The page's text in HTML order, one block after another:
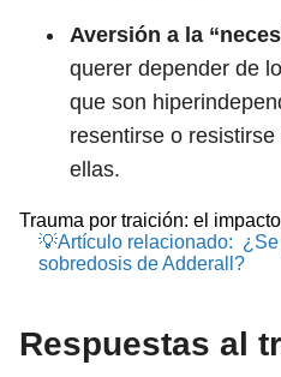
Aversión a la
querer depender de
que son
resentirse o
ellas.
Trauma por traición: el
💡Artículo relacionado:
sobredosis de Adderall?
Respuestas al